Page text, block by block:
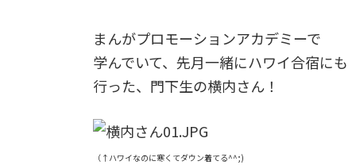
まんがプロモーションアカデミーで
学んでいて、先月一緒にハワイ合宿にも
行った、門下生の横内さん！
（↑ハワイなのに寒くてダウン着てる^^;)